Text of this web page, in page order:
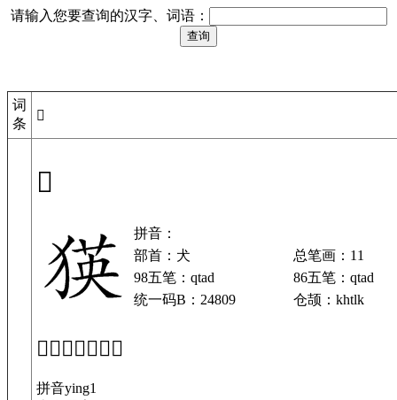
请输入您要查询的汉字、词语：
词
条
𤠉
𤠉
拼音：
部首：犬
总笔画：11
98五笔：qtad
86五笔：qtad
统一码B：24809
仓颉：khtlk
「𤠉」基本解释
拼音ying1